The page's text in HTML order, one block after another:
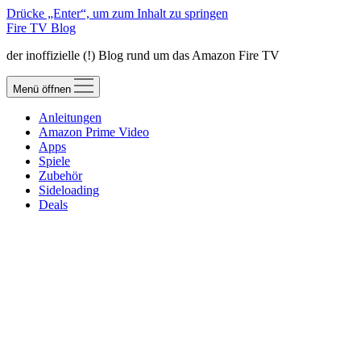
Drücke „Enter“, um zum Inhalt zu springen
Fire TV Blog
der inoffizielle (!) Blog rund um das Amazon Fire TV
Menü öffnen
Anleitungen
Amazon Prime Video
Apps
Spiele
Zubehör
Sideloading
Deals